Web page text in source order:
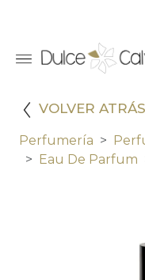
VOLVER ATRÁS
Perfumería
Eau De Parfum